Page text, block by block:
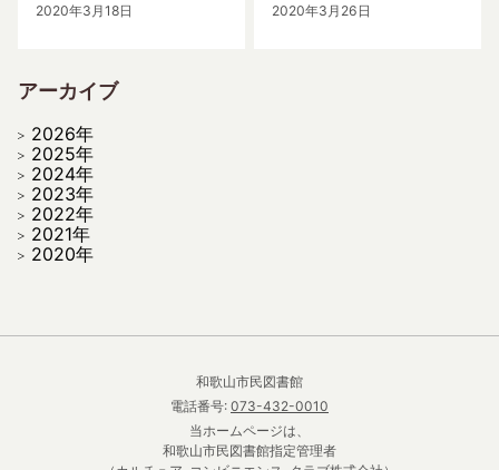
2020年3月18日
2020年3月26日
アーカイブ
2026年
2025年
2024年
2023年
2022年
2021年
2020年
和歌山市民図書館
電話番号: 073-432-0010
当ホームページは、
和歌山市民図書館指定管理者